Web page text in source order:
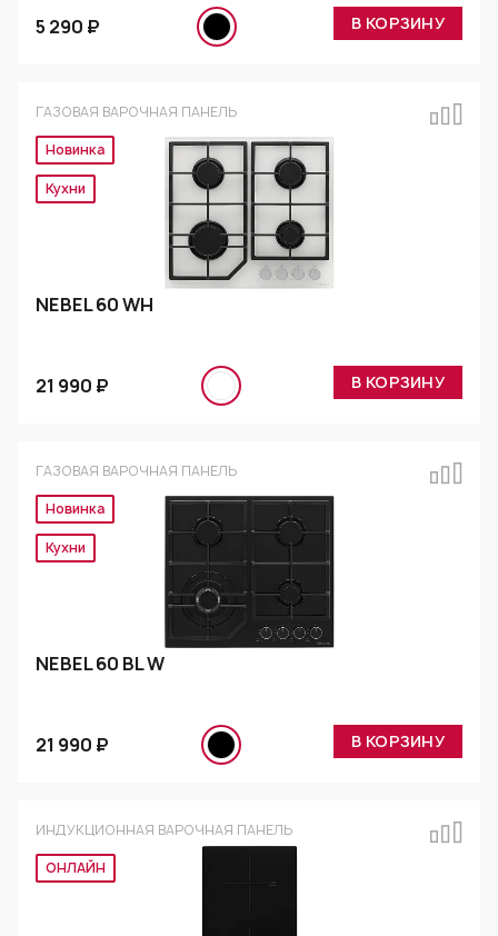
5 290 ₽ В КОРЗИНУ
ГАЗОВАЯ ВАРОЧНАЯ ПАНЕЛЬ
Новинка
Эксклюзив
NEBEL 60 WH
21 990 ₽ В КОРЗИНУ
ГАЗОВАЯ ВАРОЧНАЯ ПАНЕЛЬ
Новинка
Эксклюзив
NEBEL 60 BL W
21 990 ₽ В КОРЗИНУ
ИНДУКЦИОННАЯ ВАРОЧНАЯ ПАНЕЛЬ
Эксклюзив